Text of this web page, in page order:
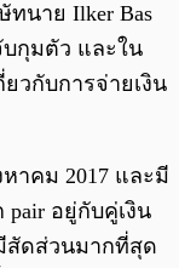
ทนาย Ilker Bas
กุมตัว และใน
วกับการจ่ายเงิน
าคม 2017 และมี
อยู่กับคู่เงิน
สัดส่วนมากที่สุด